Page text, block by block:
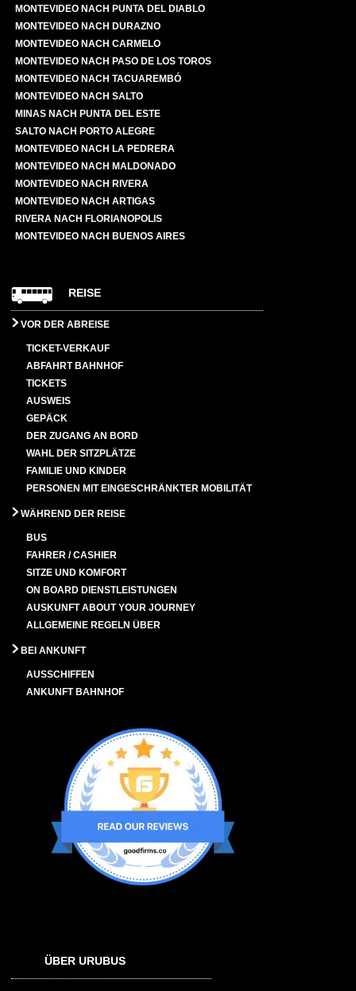
MONTEVIDEO NACH PUNTA DEL DIABLO
MONTEVIDEO NACH DURAZNO
MONTEVIDEO NACH CARMELO
MONTEVIDEO NACH PASO DE LOS TOROS
MONTEVIDEO NACH TACUAREMBÓ
MONTEVIDEO NACH SALTO
MINAS NACH PUNTA DEL ESTE
SALTO NACH PORTO ALEGRE
MONTEVIDEO NACH LA PEDRERA
MONTEVIDEO NACH MALDONADO
MONTEVIDEO NACH RIVERA
MONTEVIDEO NACH ARTIGAS
RIVERA NACH FLORIANOPOLIS
MONTEVIDEO NACH BUENOS AIRES
REISE
VOR DER ABREISE
TICKET-VERKAUF
ABFAHRT BAHNHOF
TICKETS
AUSWEIS
GEPÄCK
DER ZUGANG AN BORD
WAHL DER SITZPLÄTZE
FAMILIE UND KINDER
PERSONEN MIT EINGESCHRÄNKTER MOBILITÄT
WÄHREND DER REISE
BUS
FAHRER / CASHIER
SITZE UND KOMFORT
ON BOARD DIENSTLEISTUNGEN
AUSKUNFT ABOUT YOUR JOURNEY
ALLGEMEINE REGELN ÜBER
BEI ANKUNFT
AUSSCHIFFEN
ANKUNFT BAHNHOF
ÜBER URUBUS